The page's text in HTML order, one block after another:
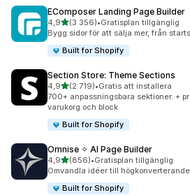
EComposer Landing Page Builder
4,9av 5 stjärnor
(3 356)
3356 recensioner totalt
•Gratisplan tillgänglig
Bygg sidor för att sälja mer, från
Built for Shopify
Section Store: Theme Sections
4,9av 5 stjärnor
(2 719)
2719 recensioner totalt
•Gratis att installera
700+ anpassningsbara sektioner. +
varukorg och block
Built for Shopify
Omnise ✧ AI Page Builder
4,9av 5 stjärnor
(856)
856 recensioner totalt
•Gratisplan tillgänglig
Omvandla idéer till
Built for Shopify